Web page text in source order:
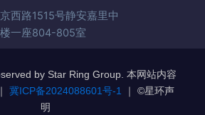
西路1515号静安嘉里中
一座804-805室
by Star Ring Group. 本网站内容
冀ICP备2024088601号-1
｜ ©️星环声
明